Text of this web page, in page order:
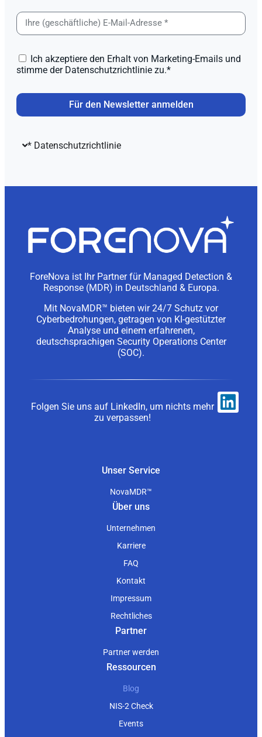
Ich akzeptiere den Erhalt von Marketing-Emails und
stimme der Datenschutzrichtlinie zu.*
Für den Newsletter anmelden
* Datenschutzrichtlinie
ForeNova ist Ihr Partner für Managed Detection &
Response (MDR) in Deutschland & Europa.
Mit NovaMDR™ bieten wir 24/7 Schutz vor
Cyberbedrohungen, getragen von KI-gestützter
Analyse und einem erfahrenen,
deutschsprachigen Security Operations Center
(SOC).
Folgen Sie uns auf LinkedIn, um nichts mehr
zu verpassen!
Unser Service
NovaMDR™
Über uns
Unternehmen
Karriere
FAQ
Kontakt
Impressum
Rechtliches
Partner
Partner werden
Ressourcen
Blog
NIS-2 Check
Events